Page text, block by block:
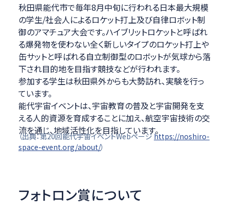
秋田県能代市で毎年8月中旬に行われる日本最大規模
の学生/社会人によるロケット打上及び自律ロボット制
御のアマチュア大会です。ハイブリットロケットと呼ばれ
る爆発物を使わない全く新しいタイプのロケット打上や
缶サットと呼ばれる自立制御型のロボットが気球から落
下され目的地を目指す競技などが行われます。
参加する学生は秋田県外からも大勢訪れ、実験を行っ
ています。
能代宇宙イベントは、宇宙教育の普及と宇宙開発を支
える人的資源を育成することに加え、航空宇宙技術の交
流を通じ、地域活性化を目指しています。
（出典：第20回能代宇宙イベントWebページhttps://noshiro-
space-event.org/about/）
フォトロン賞について